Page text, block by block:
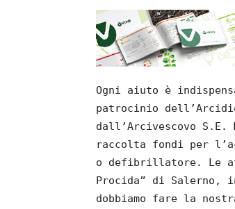
Ogni aiuto è
patrocinio
dall’Arcivescovo S.E.
raccolta fondi per
o defibrillatore. Le
Procida” di Salerno,
dobbiamo fare la